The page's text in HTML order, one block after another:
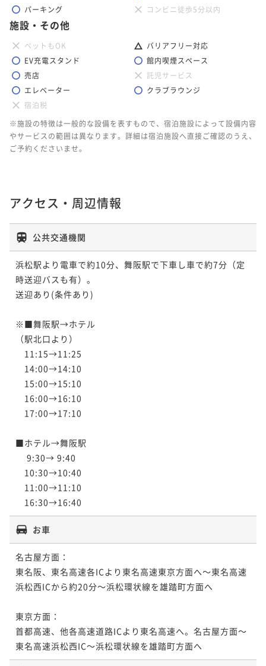
パーキング
コンビニ徒歩5分以内
施設・その他
ペットもOK
バリアフリー対応
EV充電スタンド
館内喫煙スペース
売店
託児サービス
エレベーター
クラブラウンジ
宿泊税
※施設の特徴は一般的な設備を表すもので、宿泊施設によって設備内容
やサービスの範囲は異なります。詳細は宿泊施設へ直接ご確認のうえ、
ご予約くださいませ。
アクセス・周辺情報
公共交通機関
浜松駅より電車で約10分、舞阪駅で下車し車で約7分（定
時送迎バスも有）。
送迎あり(条件あり)
※■舞阪駅→ホテル
（駅北口より）
11:15→11:25
14:00→14:10
15:00→15:10
16:00→16:10
17:00→17:10
■ホテル→舞阪駅
9:30→ 9:40
10:30→10:40
11:00→11:10
16:30→16:40
お車
名古屋方面：
東名阪、東名高速各ICより東名高速東京方面へ～東名高速
浜松西ICから約20分～浜松環状線を雄踏町方面へ
東京方面：
首都高速、他各高速道路ICより東名高速へ。名古屋方面～
東名高速浜松西IC～浜松環状線を雄踏町方面へ